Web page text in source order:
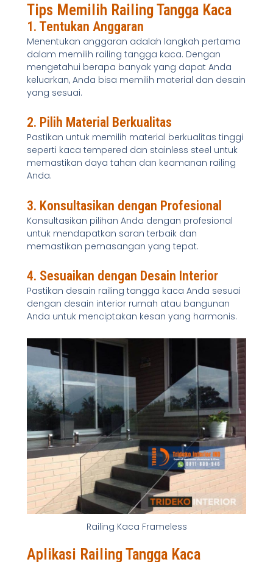
Tips Memilih Railing Tangga Kaca
1. Tentukan Anggaran
Menentukan anggaran adalah langkah pertama
dalam memilih railing tangga kaca. Dengan
mengetahui berapa banyak yang dapat Anda
keluarkan, Anda bisa memilih material dan desain
yang sesuai.
2. Pilih Material Berkualitas
Pastikan untuk memilih material berkualitas tinggi
seperti kaca tempered dan stainless steel untuk
memastikan daya tahan dan keamanan railing
Anda.
3. Konsultasikan dengan Profesional
Konsultasikan pilihan Anda dengan profesional
untuk mendapatkan saran terbaik dan
memastikan pemasangan yang tepat.
4. Sesuaikan dengan Desain Interior
Pastikan desain railing tangga kaca Anda sesuai
dengan desain interior rumah atau bangunan
Anda untuk menciptakan kesan yang harmonis.
Railing Kaca Frameless
Aplikasi Railing Tangga Kaca